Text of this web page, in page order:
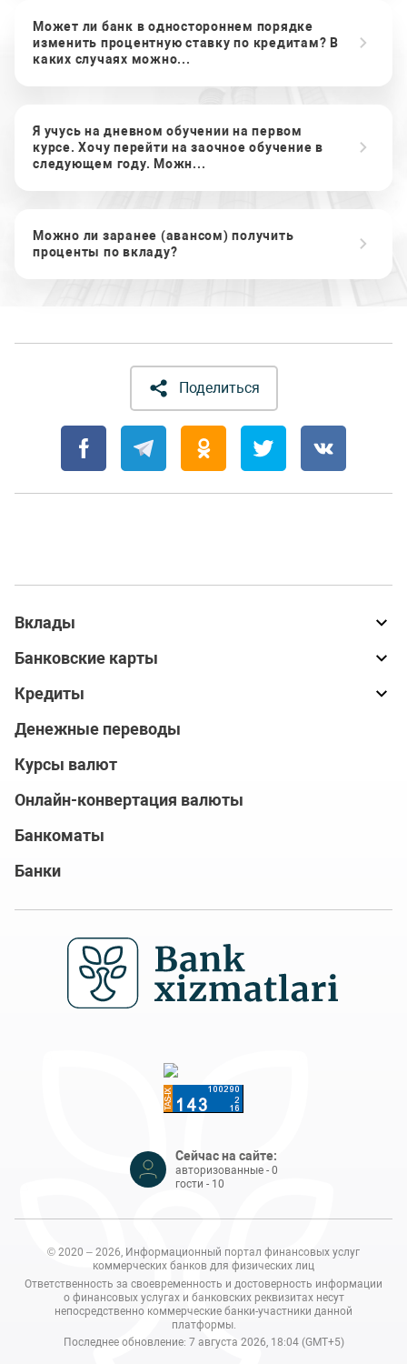
Может ли банк в одностороннем порядке
изменить процентную ставку по кредитам? В
каких случаях можно...
Я учусь на дневном обучении на первом
курсе. Хочу перейти на заочное обучение в
следующем году. Можн...
Можно ли заранее (авансом) получить
проценты по вкладу?
Поделиться
Вклады
Банковские карты
Кредиты
Денежные переводы
Курсы валют
Онлайн-конвертация валюты
Банкоматы
Банки
Сейчас на сайте:
авторизованные - 0
гости - 10
© 2020 – 2026, Информационный портал финансовых услуг
коммерческих банков для физических лиц
Ответственность за своевременность и достоверность информации
о финансовых услугах и банковских реквизитах несут
непосредственно коммерческие банки-участники данной
платформы.
Последнее обновление: 7 августа 2026, 18:04 (GMT+5)